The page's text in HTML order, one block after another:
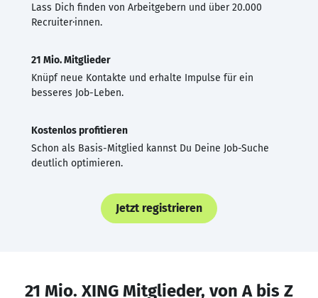
Lass Dich finden von Arbeitgebern und über 20.000
Recruiter·innen.
21 Mio. Mitglieder
Knüpf neue Kontakte und erhalte Impulse für ein
besseres Job-Leben.
Kostenlos profitieren
Schon als Basis-Mitglied kannst Du Deine Job-Suche
deutlich optimieren.
Jetzt registrieren
21 Mio. XING Mitglieder, von A bis Z